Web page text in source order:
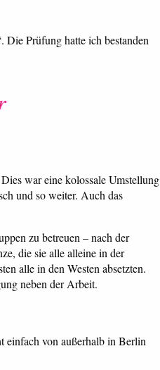
Prüfung hatte ich bestanden
war eine kolossale Umstellung
und so weiter. Auch das
zu betreuen – nach der
die sie alle alleine in der
alle in den Westen absetzten.
neben der Arbeit.
einfach von außerhalb in Berlin